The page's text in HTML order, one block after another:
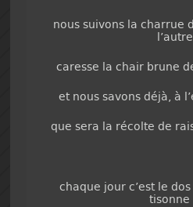
nous suivons la charrue
l’autre
caresse la chair brune
et nous savons déjà, à
que sera la récolte de
chaque jour c’est le